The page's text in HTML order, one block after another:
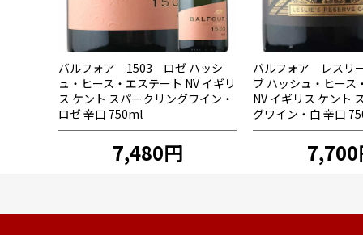
バルフォア 1503 ロゼ ハッシ
ュ・ヒース・エステート NV イギリ
ス ケント スパークリングワイン・
ロゼ 辛口 750ml
7,480円
バルフォア レスリ
ブ ハッシュ・ヒース
NV イギリス ケント
グワイン・白 辛口
7,700